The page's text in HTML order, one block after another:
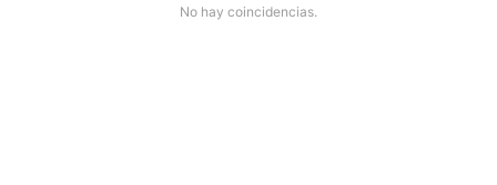
No hay coincidencias.